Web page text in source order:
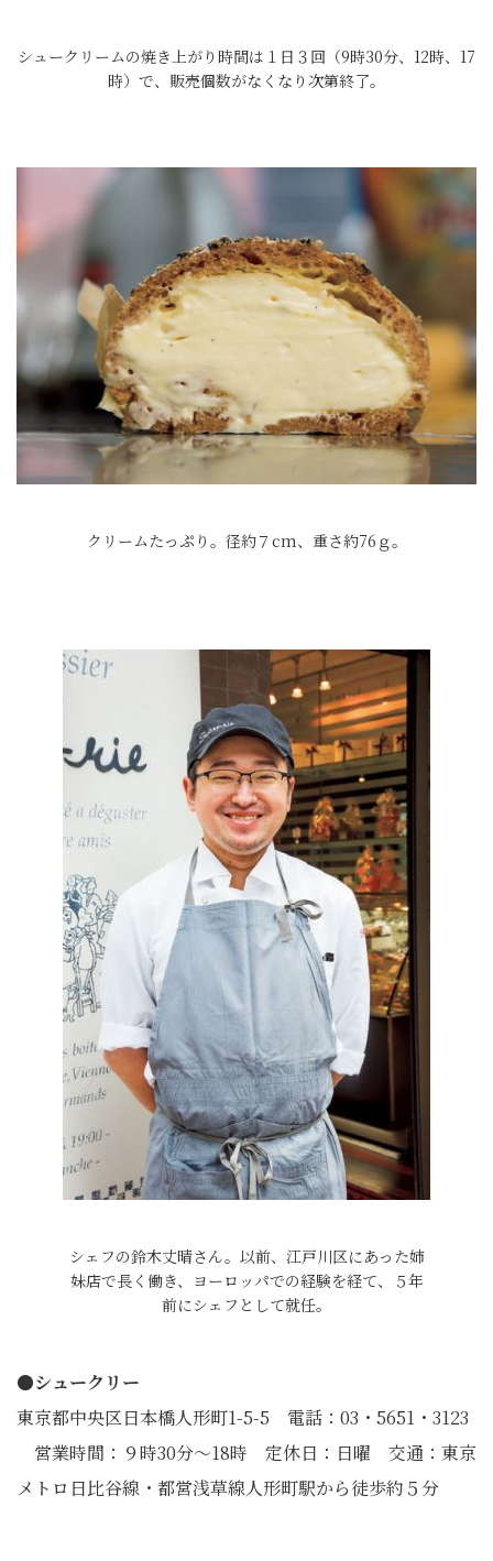
シュークリームの焼き上がり時間は１日３回（9時30分、12時、17
時）で、販売個数がなくなり次第終了。
クリームたっぷり。径約７cm、重さ約76ｇ。
シェフの鈴木丈晴さん。以前、江戸川区にあった姉
妹店で長く働き、ヨーロッパでの経験を経て、５年
前にシェフとして就任。
●シュークリー
東京都中央区日本橋人形町1-5-5 電話：03・5651・3123
営業時間：９時30分～18時 定休日：日曜 交通：東京
メトロ日比谷線・都営浅草線人形町駅から徒歩約５分